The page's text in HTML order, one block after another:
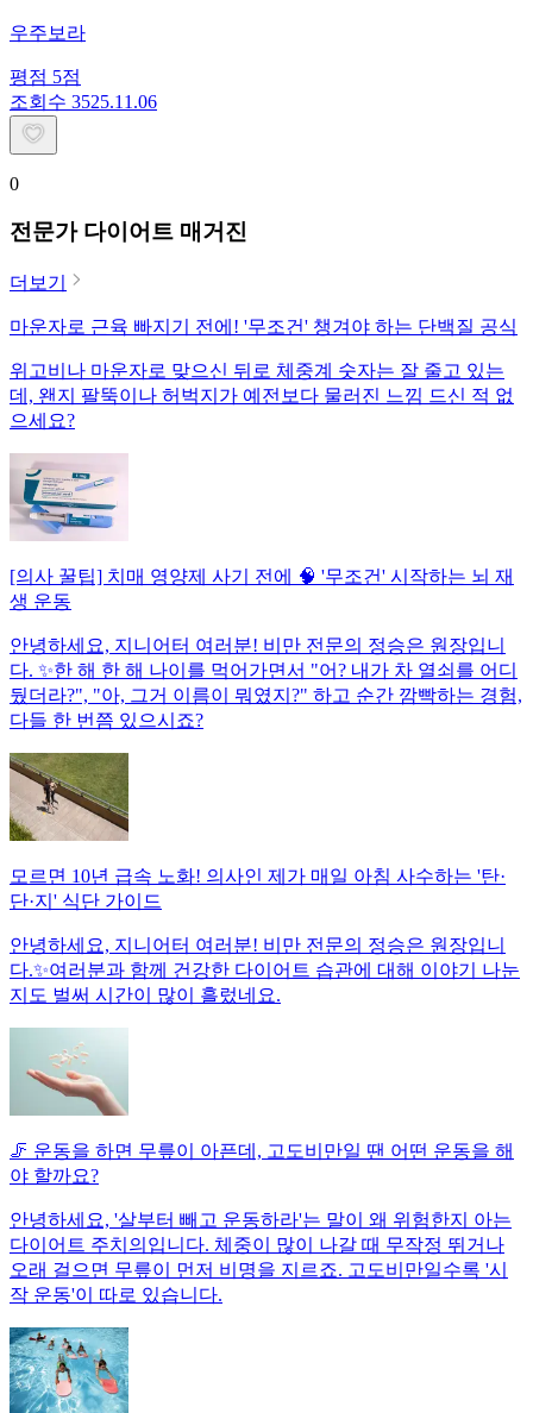
우주보라
평점 5점
조회수 3525.11.06
0
전문가 다이어트 매거진
더보기
마운자로 근육 빠지기 전에! '무조건' 챙겨야 하는 단백질 공식
위고비나 마운자로 맞으신 뒤로 체중계 숫자는 잘 줄고 있는
데, 왠지 팔뚝이나 허벅지가 예전보다 물러진 느낌 드신 적 없
으세요?
[의사 꿀팁] 치매 영양제 사기 전에 🧠 '무조건' 시작하는 뇌 재
생 운동
안녕하세요, 지니어터 여러분! 비만 전문의 정승은 원장입니
다. ✨한 해 한 해 나이를 먹어가면서 "어? 내가 차 열쇠를 어디
뒀더라?", "아, 그거 이름이 뭐였지?" 하고 순간 깜빡하는 경험,
다들 한 번쯤 있으시죠?
모르면 10년 급속 노화! 의사인 제가 매일 아침 사수하는 '탄·
단·지' 식단 가이드
안녕하세요, 지니어터 여러분! 비만 전문의 정승은 원장입니
다.✨여러분과 함께 건강한 다이어트 습관에 대해 이야기 나눈
지도 벌써 시간이 많이 흘렀네요.
🦵 운동을 하면 무릎이 아픈데, 고도비만일 땐 어떤 운동을 해
야 할까요?
안녕하세요, '살부터 빼고 운동하라'는 말이 왜 위험한지 아는
다이어트 주치의입니다. 체중이 많이 나갈 때 무작정 뛰거나
오래 걸으면 무릎이 먼저 비명을 지르죠. 고도비만일수록 '시
작 운동'이 따로 있습니다.